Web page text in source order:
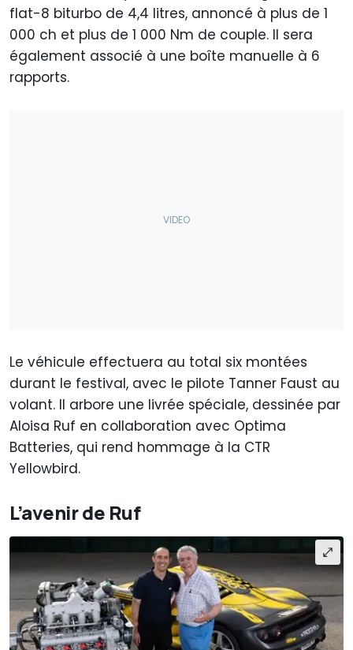
flat-8 biturbo de 4,4 litres, annoncé à plus de 1
000 ch et plus de 1 000 Nm de couple. Il sera
également associé à une boîte manuelle à 6
rapports.
Le véhicule effectuera au total six montées
durant le festival, avec le pilote Tanner Faust au
volant. Il arbore une livrée spéciale, dessinée par
Aloisa Ruf en collaboration avec Optima
Batteries, qui rend hommage à la CTR
Yellowbird.
L’avenir de Ruf